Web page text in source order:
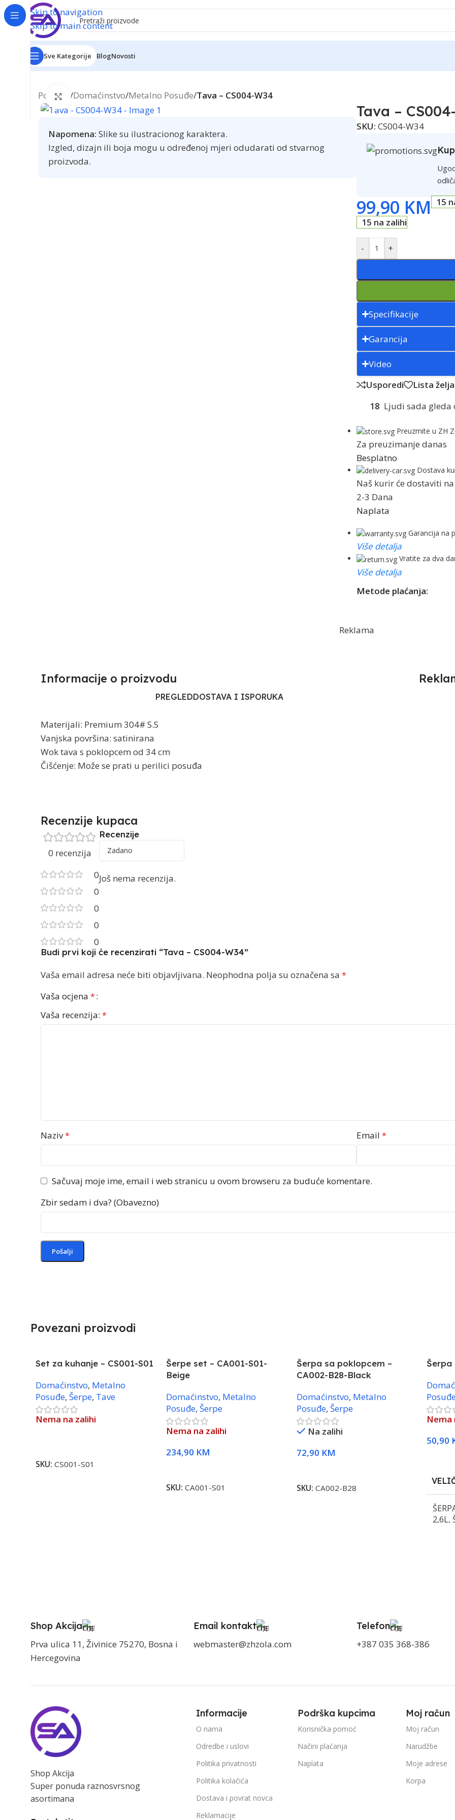
Skip to navigation
Skip to main content
Sve Kategorije BlogNovosti
Početna /Domaćinstvo/Metalno Posuđe/Tava – CS004-W34
Click to enlarge
Napomena: Slike su ilustracionog karaktera.
Izgled, dizajn ili boja mogu u određenoj mjeri odudarati od stvarnog
proizvoda.
Tava –
SKU: CS004-W34
99,90 KM
15
15 na zalihi
- +
Specifikacije
Garancija
Video
Usporedi
Lista želja
18 Ljudi sada gleda
Preuzmite u ZH
Za preuzimanje danas
Besplatno
Dostava
Naš kurir će dostaviti
2-3 Dana
Naplata
Garancija na
Više detalja
Vratite za dva
Više detalja
Metode plaćanja:
Reklama
Informacije o proizvodu​
PREGLEDDOSTAVA I ISPORUKA
Materijali: Premium 304# S.S
Vanjska površina: satinirana
Wok tava s poklopcem od 34 cm
Čišćenje: Može se prati u perilici posuđa
Recenzije kupaca
0 recenzija
0
0
0
0
0
Recenzije
Još nema recenzija.
Budi prvi koji će recenzirati “Tava – CS004-W34”
Vaša email adresa neće biti objavljivana. Neophodna polja su označena sa *
Vaša ocjena *
Vaša recenzija: *
Naziv* Email *
Sačuvaj moje ime, email i web stranicu u ovom browseru za buduće komentare.
Zbir sedam i dva? (Obavezno)
Povezani proizvodi
Set za kuhanje – CS001-S01
Domaćinstvo, Metalno
Posuđe, Šerpe, Tave
Nema na zalihi
SKU: CS001-S01
Šerpe set – CA001-S01-
Beige
Domaćinstvo, Metalno
Posuđe, Šerpe
Nema na zalihi
234,90 KM
SKU: CA001-S01
Šerpa sa poklopcem –
CA002-B28-Black
Domaćinstvo, Metalno
Posuđe, Šerpe
Na zalihi
72,90 KM
SKU: CA002-B28
Šerpa
Nema
50,90
2,6L,
Shop Akcija
Prva ulica 11, Živinice 75270, Bosna i
Hercegovina
Email kontakt
webmaster@zhzola.com
Telefon
+387 035 368-386
Shop Akcija
Super ponuda raznosvrsnog
asortimana
Informacije
O nama
Odredbe i uslovi
Politika privatnosti
Politika kolačića
Dostava i povrat novca
Reklamacije
Podrška kupcima
Korisnička pomoć
Načini plaćanja
Naplata
Moj račun
Moj račun
Narudžbe
Moje adrese
Korpa